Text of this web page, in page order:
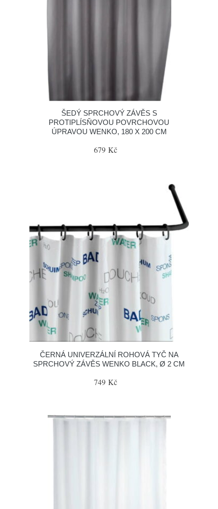
ŠEDÝ SPRCHOVÝ ZÁVĚS S
PROTIPLÍSŇOVOU POVRCHOVOU
ÚPRAVOU WENKO, 180 X 200 CM
679 Kč
ČERNÁ UNIVERZÁLNÍ ROHOVÁ TYČ NA
SPRCHOVÝ ZÁVĚS WENKO BLACK, Ø 2 CM
749 Kč